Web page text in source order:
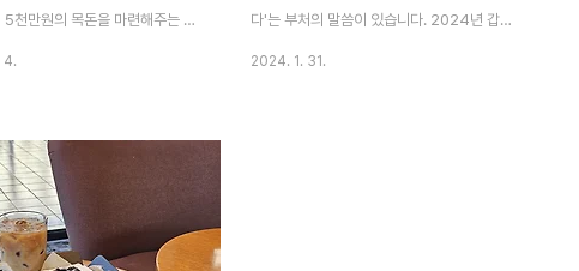
5천만원의 목돈을 마련해주는 정
득만 있거나 근로소득과 종합소
에 합산되지 아니하는 종합소득이
한정.) 단! 육아휴직급여 외에 비
있는 경우 제외 -직전 과세기간
4.
다'는 부처의 말씀이 있습니다. 2024년 갑
2024. 1. 31.